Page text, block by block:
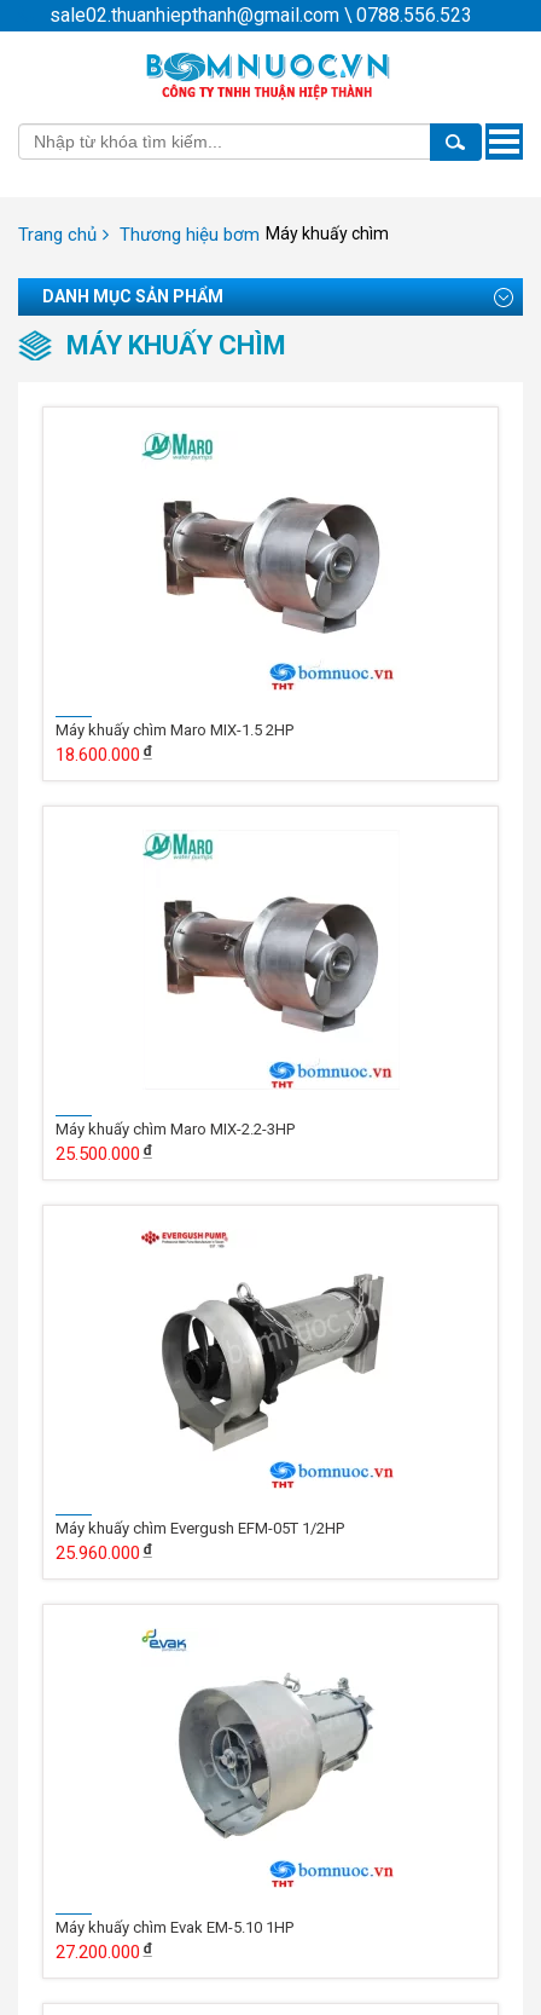
sale02.thuanhiepthanh@gmail.com \ 0788.556.523
Toggle
Trang chủ Thương hiệu bơm Máy khuấy chìm
DANH MỤC SẢN PHẨM
MÁY KHUẤY CHÌM
Máy khuấy chìm Maro MIX-1.5 2HP
18.600.000
Máy khuấy chìm Maro MIX-2.2-3HP
25.500.000
Máy khuấy chìm Evergush EFM-05T 1/2HP
25.960.000
Máy khuấy chìm Evak EM-5.10 1HP
27.200.000